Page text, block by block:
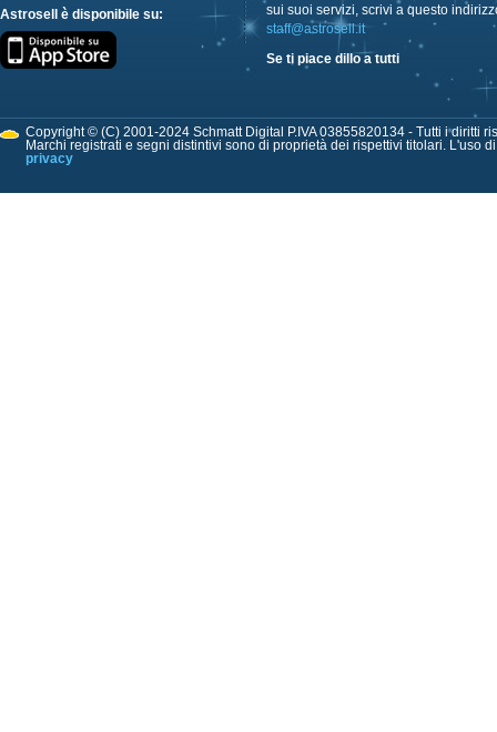
Astrosell è disponibile su:
sui suoi servizi, scrivi a questo
staff@astrosell.it
Se ti piace dillo a tutti
Copyright © (C) 2001-2024 Schmatt Digital P.IVA 03855820134 - Tutti i diritti
Marchi registrati e segni distintivi sono di proprietà dei rispettivi titolari. L'uso
privacy